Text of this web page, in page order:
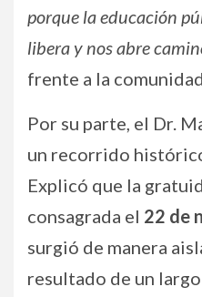
porque la educación
libera y nos abre
frente a la
Por su parte, el Dr.
un recorrido
Explicó que la
consagrada el 22 de
surgió de manera
resultado de un